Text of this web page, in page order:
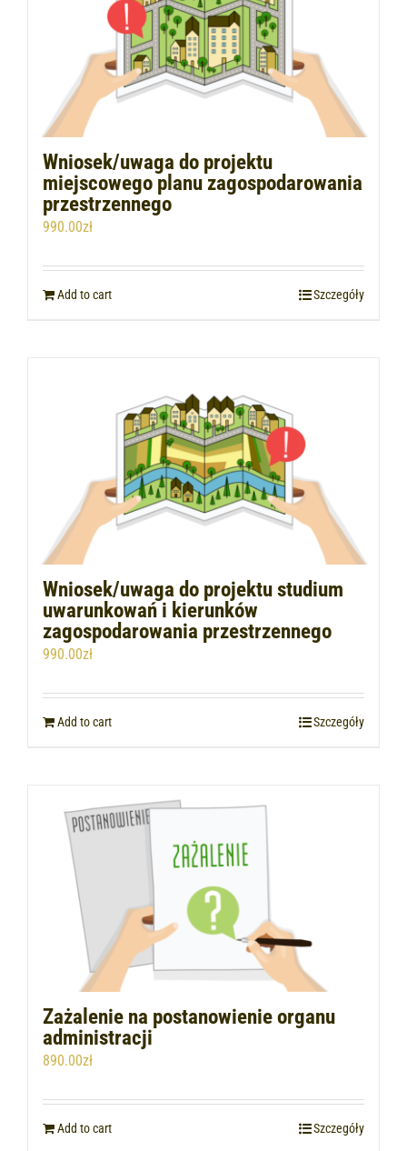
Wniosek/uwaga do projektu
miejscowego planu zagospodarowania
przestrzennego
990.00zł
Add to cart Szczegóły
Wniosek/uwaga do projektu studium
uwarunkowań i kierunków
zagospodarowania przestrzennego
990.00zł
Add to cart Szczegóły
Zażalenie na postanowienie organu
administracji
890.00zł
Add to cart Szczegóły